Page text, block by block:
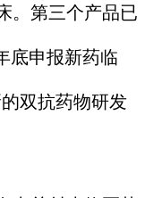
。第三个产品已
底申报新药临
双抗药物研发